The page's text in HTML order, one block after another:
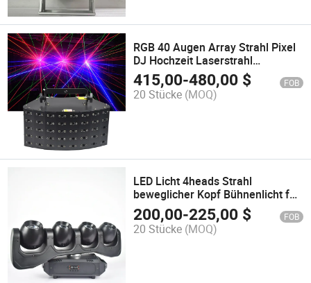
RGB 40 Augen Array Strahl Pixel
DJ Hochzeit Laserstrahl
Bühnenbeleuchtung
415,00-480,00 $ FOB
20 Stücke (MOQ)
LED Licht 4heads Strahl
beweglicher Kopf Bühnenlicht für
Hochzeit
200,00-225,00 $ FOB
20 Stücke (MOQ)